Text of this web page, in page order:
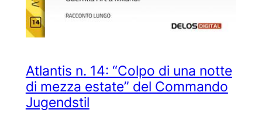
Atlantis n. 14: “Colpo di una notte
di mezza estate” del Commando
Jugendstil